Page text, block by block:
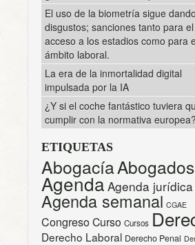
El uso de la biometría sigue dando
disgustos; sanciones tanto para el
acceso a los estadios como para
ámbito laboral.
La era de la inmortalidad digital
impulsada por la IA
¿Y si el coche fantástico tuviera
cumplir con la normativa europea?
ETIQUETAS
AbogacíaAbogados
Agenda Agenda jurídica
Agenda semanal CGAE
CongresoCurso Cursos
Derecho Laboral Derecho Penal